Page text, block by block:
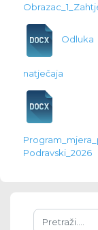
Odluka
natječaja
Podravski_2026